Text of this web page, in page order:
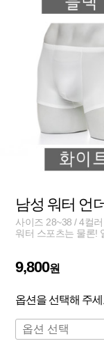
남성 워터 언
사이즈 28~38 / 4컬러
워터 스포츠는 물론!
9,800원
옵션을 선택해 주